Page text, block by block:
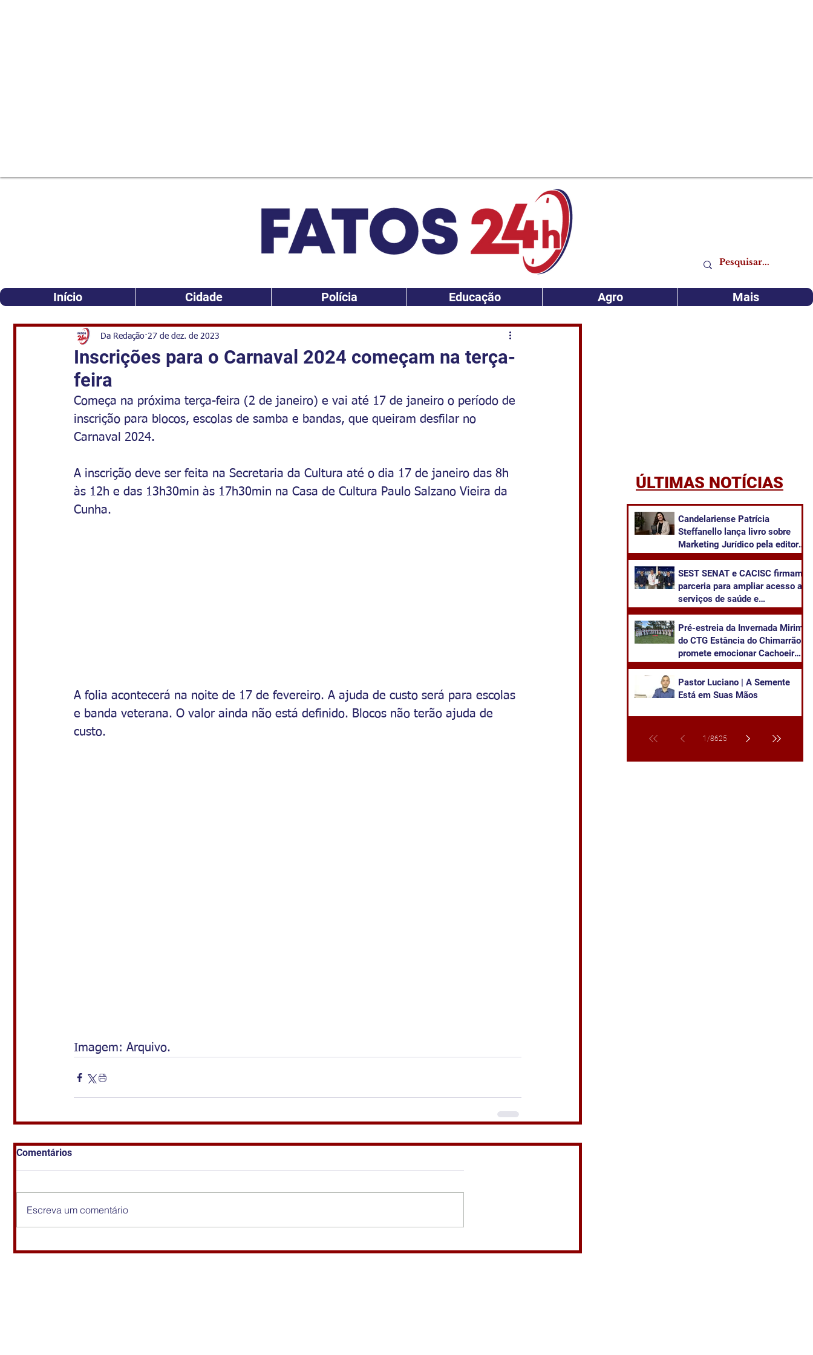
Início Cidade Polícia Educação Agro Mais
Inscrições para o Carnaval 2024 começam na terça-
feira
Da Redação 27 de dez. de 2023
Começa na próxima terça-feira (2 de janeiro) e vai até 17 de janeiro o período de
inscrição para blocos, escolas de samba e bandas, que queiram desfilar no
Carnaval 2024.
A inscrição deve ser feita na Secretaria da Cultura até o dia 17 de janeiro das 8h
às 12h e das 13h30min às 17h30min na Casa de Cultura Paulo Salzano Vieira da
Cunha.
A folia acontecerá na noite de 17 de fevereiro. A ajuda de custo será para escolas
e banda veterana. O valor ainda não está definido. Blocos não terão ajuda de
custo.
Imagem: Arquivo.
Comentários
Escreva um comentário
ÚLTIMAS NOTÍCIAS
Candelariense Patrícia
Steffanello lança livro sobre
Marketing Jurídico pela editora
SEST SENAT e CACISC firmam
parceria para ampliar acesso a
serviços de saúde e
Pré-estreia da Invernada Mirim
do CTG Estância do Chimarrão
promete emocionar Cachoeira
Pastor Luciano | A Semente
Está em Suas Mãos
1 /8625